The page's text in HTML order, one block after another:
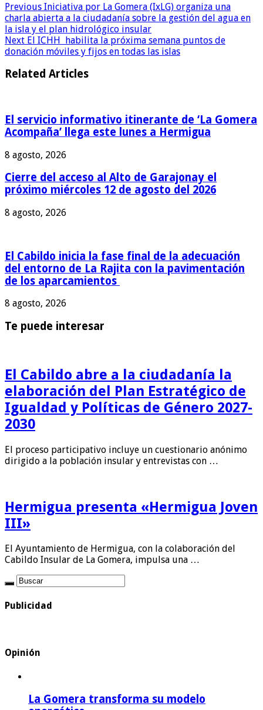
Previous Iniciativa por La Gomera (IxLG) organiza una
charla abierta a la ciudadanía sobre la gestión del agua en
la isla y el plan hidrológico insular
Next El ICHH habilita la próxima semana puntos de
donación móviles y fijos en todas las islas
Related Articles
El servicio informativo itinerante de ‘La Gomera
Acompaña’ llega este lunes a Hermigua
8 agosto, 2026
Cierre del acceso al Alto de Garajonay el
próximo miércoles 12 de agosto del 2026
8 agosto, 2026
El Cabildo inicia la fase final de la adecuación
del entorno de La Rajita con la pavimentación
de los aparcamientos
8 agosto, 2026
Te puede interesar
El Cabildo abre a la ciudadanía la
elaboración del Plan Estratégico de
Igualdad y Políticas de Género 2027-
2030
El proceso participativo incluye un cuestionario anónimo
dirigido a la población insular y entrevistas con …
Hermigua presenta «Hermigua Joven
III»
El Ayuntamiento de Hermigua, con la colaboración del
Cabildo Insular de La Gomera, impulsa una …
Publicidad
Opinión
La Gomera transforma su modelo